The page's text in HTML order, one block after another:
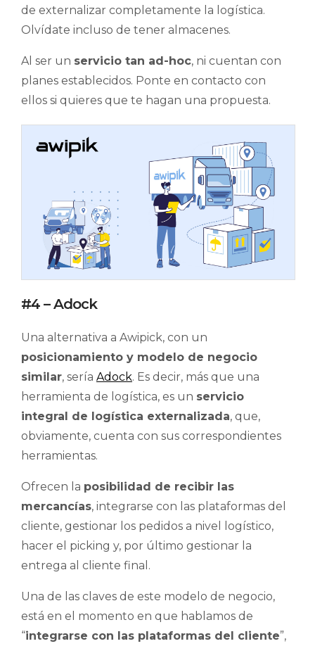
de externalizar completamente la logística.
Olvídate incluso de tener almacenes.
Al ser un servicio tan ad-hoc, ni cuentan con
planes establecidos. Ponte en contacto con
ellos si quieres que te hagan una propuesta.
#4 – Adock
Una alternativa a Awipick, con un
posicionamiento y modelo de negocio
similar, sería Adock. Es decir, más que una
herramienta de logística, es un servicio
integral de logística externalizada, que,
obviamente, cuenta con sus correspondientes
herramientas.
Ofrecen la posibilidad de recibir las
mercancías, integrarse con las plataformas del
cliente, gestionar los pedidos a nivel logístico,
hacer el picking y, por último gestionar la
entrega al cliente final.
Una de las claves de este modelo de negocio,
está en el momento en que hablamos de
“integrarse con las plataformas del cliente”,